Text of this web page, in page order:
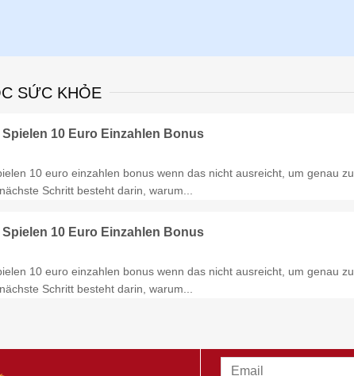
SỨC KHỎE
Spielen 10 Euro Einzahlen Bonus
10 euro einzahlen bonus wenn das nicht ausreicht, um genau zu
Schritt besteht darin, warum...
Spielen 10 Euro Einzahlen Bonus
10 euro einzahlen bonus wenn das nicht ausreicht, um genau zu
Schritt besteht darin, warum...